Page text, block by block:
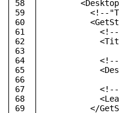
58
59
60
61
62
63
64
65
66
67
68
69
<
<!--
<
<
<!--
<
<!--
<
</